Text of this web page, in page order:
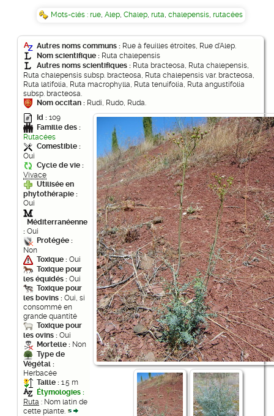
Mots-clés : rue, Alep, Chalep, ruta, chalepensis, rutacées
Autres noms communs : Rue à feuilles étroites, Rue d'Alep.
Nom scientifique : Ruta chalepensis
Autres noms scientifiques : Ruta bracteosa, Ruta chalepensis,
Ruta chalepensis subsp. bracteosa, Ruta chalepensis var. bracteosa,
Ruta latifolia, Ruta macrophylla, Ruta tenuifolia, Ruta angustifolia
subsp. bracteosa.
Nom occitan : Rudi, Rudo, Ruda.
Id : 109
Famille des :
Rutacées
Comestible :
Oui
Cycle de vie :
Vivace
Utilisée en
phytothérapie :
Oui
Méditerranéenne
: Oui
Protégée :
Non
Toxique : Oui
Toxique pour
les équidés : Oui
Toxique pour
les bovins : Oui, si
consommé en
grande quantité
Toxique pour
les ovins : Oui
Mortelle : Non
Type de
Végétal :
Herbacée
Taille : 1.5 m
Étymologies :
Ruta : Nom latin de
cette plante.